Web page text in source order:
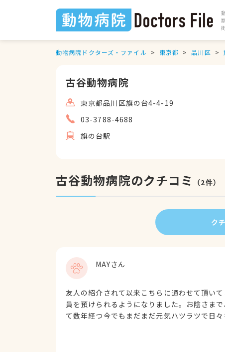
動物病院ドクターズ・ファイル 東京都 品川区
古谷動物病院
東京都品川区旗の台4-4-19
03-3788-4688
旗の台駅
古谷動物病院のクチコミ （2件）
ク
MAYさん
友人の紹介されて以来こちらに通わせて頂い
員を預けられるようになりました。お陰さま
て数年経つ今でもまだまだ元気ハツラツで日々